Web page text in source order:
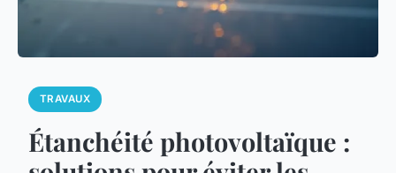
TRAVAUX
Étanchéité photovoltaïque :